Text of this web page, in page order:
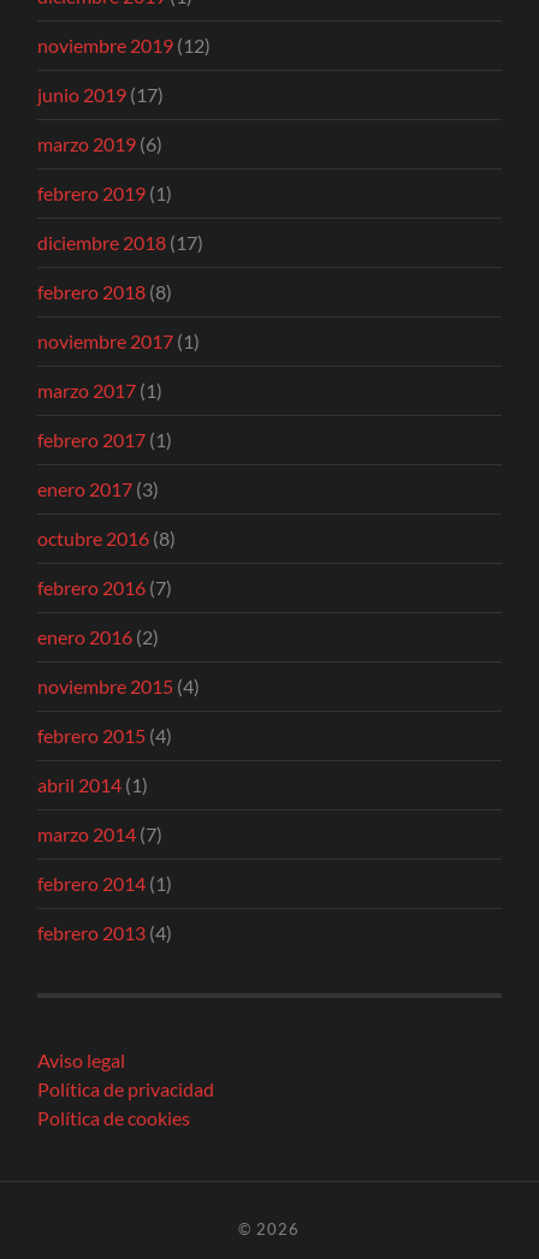
noviembre 2019 (12)
junio 2019 (17)
marzo 2019 (6)
febrero 2019 (1)
diciembre 2018 (17)
febrero 2018 (8)
noviembre 2017 (1)
marzo 2017 (1)
febrero 2017 (1)
enero 2017 (3)
octubre 2016 (8)
febrero 2016 (7)
enero 2016 (2)
noviembre 2015 (4)
febrero 2015 (4)
abril 2014 (1)
marzo 2014 (7)
febrero 2014 (1)
febrero 2013 (4)
Aviso legal
Política de privacidad
Política de cookies
© 2026